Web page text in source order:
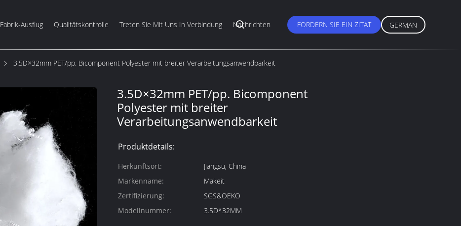
Fabrik-Ausflug Qualitätskontrolle Treten Sie Mit Uns In Verbindung Nachrichten FORDERN SIE EIN ZITAT GERMAN
3.5D×32mm PET/pp. Bicomponent Polyester mit breiter Verarbeitungsanwendbarkeit
3.5D×32mm PET/pp. Bicomponent
Polyester mit breiter
Verarbeitungsanwendbarkeit
Produktdetails:
Herkunftsort:
Jiangsu, China
Markenname:
Makeit
Zertifizierung:
SGS&OEKO
Modellnummer:
3.5D*32MM